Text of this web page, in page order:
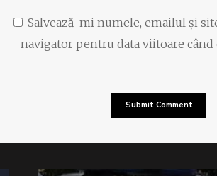
Salvează-mi numele, emailul și
navigator pentru data viitoare când